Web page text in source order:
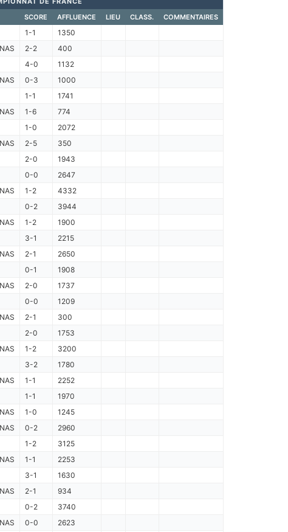
SCORE AFFLUENCE LIEU CLASS. COMMENTAIRES
1-1
1350
2-2
400
4-0
1132
0-3
1000
1-1
1741
1-6
774
1-0
2072
2-5
350
2-0
1943
0-0
2647
1-2
4332
0-2
3944
1-2
1900
3-1
2215
2-1
2650
0-1
1908
2-0
1737
0-0
1209
2-1
300
2-0
1753
1-2
3200
3-2
1780
1-1
2252
1-1
1970
1-0
1245
0-2
2960
1-2
3125
1-1
2253
3-1
1630
2-1
934
0-2
3740
0-0 2623